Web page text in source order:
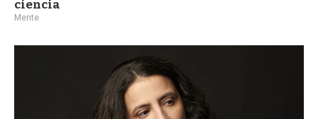
ciencia
Mente